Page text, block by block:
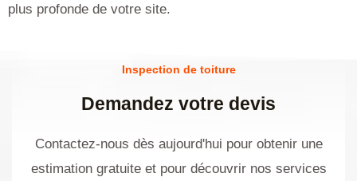
plus profonde de votre site.
Inspection de toiture
Demandez votre devis
Contactez-nous dès aujourd'hui pour obtenir une
estimation gratuite et pour découvrir nos services